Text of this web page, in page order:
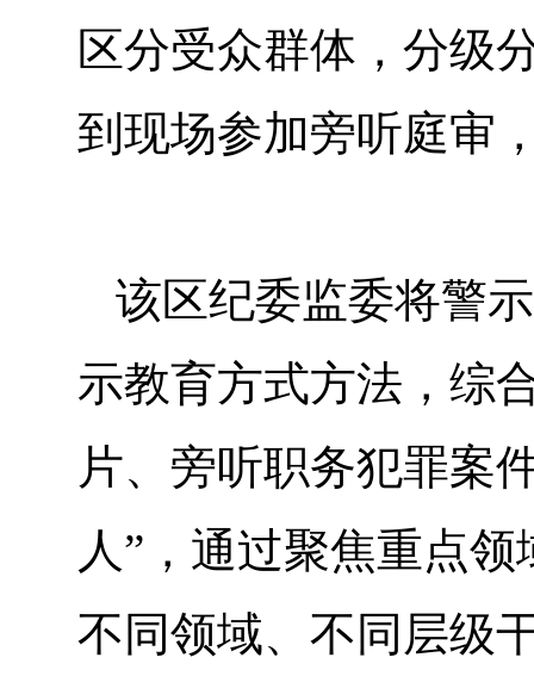
区分受众群体，分级
到现场参加旁听庭审
该区纪委监委将警
示教育方式方法，综
片、旁听职务犯罪案
人”，通过聚焦重点
不同领域、不同层级